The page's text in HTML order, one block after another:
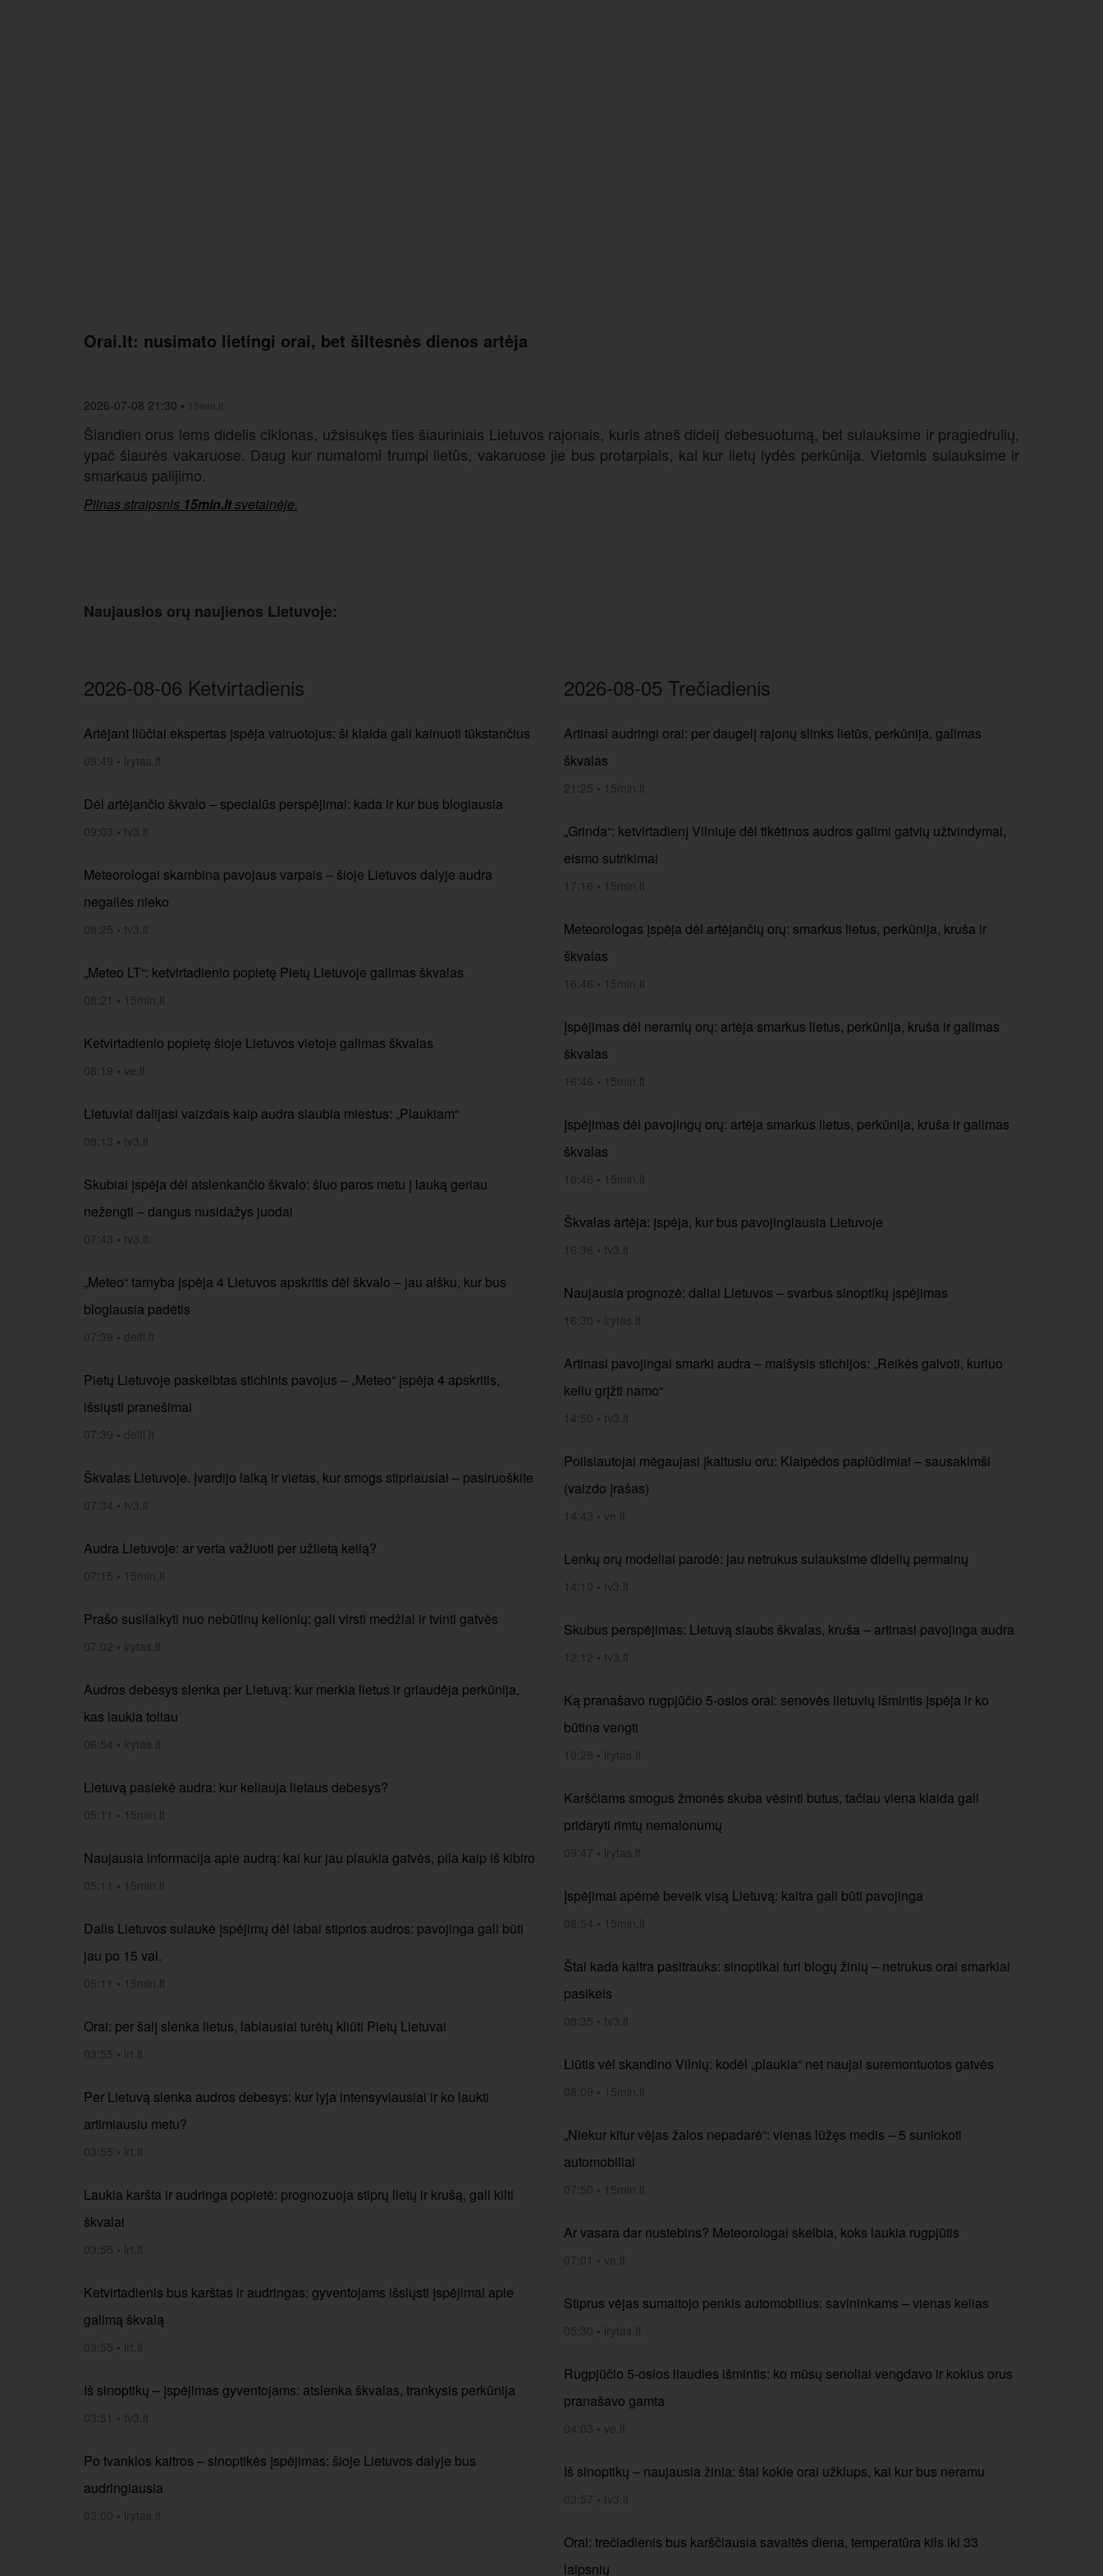
Orai.lt: nusimato lietingi orai, bet šiltesnės dienos artėja
2026-07-08 21:30 • 15min.lt
Šiandien orus lems didelis ciklonas, užsisukęs ties šiauriniais Lietuvos rajonais, kuris atneš didelį debesuotumą, bet sulauksime ir pragiedrulių,
ypač šiaurės vakaruose. Daug kur numatomi trumpi lietūs, vakaruose jie bus protarpiais, kai kur lietų lydės perkūnija. Vietomis sulauksime ir
smarkaus palijimo.
Pilnas straipsnis 15min.ltsvetainėje.
Naujausios orų naujienos Lietuvoje:
2026-08-06 Ketvirtadienis
Artėjant liūčiai ekspertas įspėja vairuotojus: ši klaida gali kainuoti tūkstančius
09:49 • lrytas.lt
Dėl artėjančio škvalo – specialūs perspėjimai: kada ir kur bus blogiausia
09:03 • tv3.lt
Meteorologai skambina pavojaus varpais – šioje Lietuvos dalyje audra
negailės nieko
08:25 • tv3.lt
„Meteo LT“: ketvirtadienio popietę Pietų Lietuvoje galimas škvalas
08:21 • 15min.lt
Ketvirtadienio popietę šioje Lietuvos vietoje galimas škvalas
08:19 • ve.lt
Lietuviai dalijasi vaizdais kaip audra siaubia miestus: „Plaukiam“
08:13 • tv3.lt
Skubiai įspėja dėl atslenkančio škvalo: šiuo paros metu į lauką geriau
nežengti – dangus nusidažys juodai
07:43 • tv3.lt
„Meteo“ tarnyba įspėja 4 Lietuvos apskritis dėl škvalo – jau aišku, kur bus
blogiausia padėtis
07:39 • delfi.lt
Pietų Lietuvoje paskelbtas stichinis pavojus – „Meteo“ įspėja 4 apskritis,
išsiųsti pranešimai
07:39 • delfi.lt
Škvalas Lietuvoje. Įvardijo laiką ir vietas, kur smogs stipriausiai – pasiruoškite
07:34 • tv3.lt
Audra Lietuvoje: ar verta važiuoti per užlietą kelią?
07:15 • 15min.lt
Prašo susilaikyti nuo nebūtinų kelionių: gali virsti medžiai ir tvinti gatvės
07:02 • lrytas.lt
Audros debesys slenka per Lietuvą: kur merkia lietus ir griaudėja perkūnija,
kas laukia toliau
06:54 • lrytas.lt
Lietuvą pasiekė audra: kur keliauja lietaus debesys?
05:11 • 15min.lt
Naujausia informacija apie audrą: kai kur jau plaukia gatvės, pila kaip iš kibiro
05:11 • 15min.lt
Dalis Lietuvos sulaukė įspėjimų dėl labai stiprios audros: pavojinga gali būti
jau po 15 val.
05:11 • 15min.lt
Orai: per šalį slenka lietus, labiausiai turėtų kliūti Pietų Lietuvai
03:55 • lrt.lt
Per Lietuvą slenka audros debesys: kur lyja intensyviausiai ir ko laukti
artimiausiu metu?
03:55 • lrt.lt
Laukia karšta ir audringa popietė: prognozuoja stiprų lietų ir krušą, gali kilti
škvalai
03:55 • lrt.lt
Ketvirtadienis bus karštas ir audringas: gyventojams išsiųsti įspėjimai apie
galimą škvalą
03:55 • lrt.lt
Iš sinoptikų – įspėjimas gyventojams: atslenka škvalas, trankysis perkūnija
03:51 • tv3.lt
Po tvankios kaitros – sinoptikės įspėjimas: šioje Lietuvos dalyje bus
audringiausia
03:00 • lrytas.lt
2026-08-05 Trečiadienis
Artinasi audringi orai: per daugelį rajonų slinks lietūs, perkūnija, galimas
škvalas
21:25 • 15min.lt
„Grinda“: ketvirtadienį Vilniuje dėl tikėtinos audros galimi gatvių užtvindymai,
eismo sutrikimai
17:16 • 15min.lt
Meteorologas įspėja dėl artėjančių orų: smarkus lietus, perkūnija, kruša ir
škvalas
16:46 • 15min.lt
Įspėjimas dėl neramių orų: artėja smarkus lietus, perkūnija, kruša ir galimas
škvalas
16:46 • 15min.lt
Įspėjimas dėl pavojingų orų: artėja smarkus lietus, perkūnija, kruša ir galimas
škvalas
16:46 • 15min.lt
Škvalas artėja: įspėja, kur bus pavojingiausia Lietuvoje
16:36 • tv3.lt
Naujausia prognozė: daliai Lietuvos – svarbus sinoptikų įspėjimas
16:30 • lrytas.lt
Artinasi pavojingai smarki audra – maišysis stichijos: „Reikės galvoti, kuriuo
keliu grįžti namo“
14:50 • tv3.lt
Poilsiautojai mėgaujasi įkaitusiu oru: Klaipėdos paplūdimiai – sausakimši
(vaizdo įrašas)
14:43 • ve.lt
Lenkų orų modeliai parodė: jau netrukus sulauksime didelių permainų
14:10 • tv3.lt
Skubus perspėjimas: Lietuvą siaubs škvalas, kruša – artinasi pavojinga audra
12:12 • tv3.lt
Ką pranašavo rugpjūčio 5-osios orai: senovės lietuvių išmintis įspėja ir ko
būtina vengti
10:28 • lrytas.lt
Karščiams smogus žmonės skuba vėsinti butus, tačiau viena klaida gali
pridaryti rimtų nemalonumų
09:47 • lrytas.lt
Įspėjimai apėmė beveik visą Lietuvą: kaitra gali būti pavojinga
08:54 • 15min.lt
Štai kada kaitra pasitrauks: sinoptikai turi blogų žinių – netrukus orai smarkiai
pasikeis
08:35 • tv3.lt
Liūtis vėl skandino Vilnių: kodėl „plaukia“ net naujai suremontuotos gatvės
08:09 • 15min.lt
„Niekur kitur vėjas žalos nepadarė“: vienas lūžęs medis – 5 suniokoti
automobiliai
07:50 • 15min.lt
Ar vasara dar nustebins? Meteorologai skelbia, koks laukia rugpjūtis
07:01 • ve.lt
Stiprus vėjas sumaitojo penkis automobilius: savininkams – vienas kelias
05:30 • lrytas.lt
Rugpjūčio 5-osios liaudies išmintis: ko mūsų senoliai vengdavo ir kokius orus
pranašavo gamta
04:03 • ve.lt
Iš sinoptikų – naujausia žinia: štai kokie orai užklups, kai kur bus neramu
03:57 • tv3.lt
Orai: trečiadienis bus karščiausia savaitės diena, temperatūra kils iki 33
laipsnių